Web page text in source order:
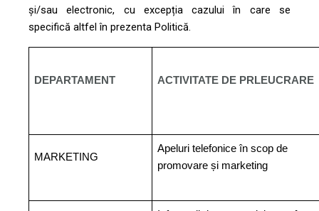
și/sau electronic, cu excepția cazului în care se
specifică altfel în prezenta Politică.
DEPARTAMENT ACTIVITATE DE PRLEUCRARE
MARKETING
Apeluri telefonice în scop de
promovare și marketing